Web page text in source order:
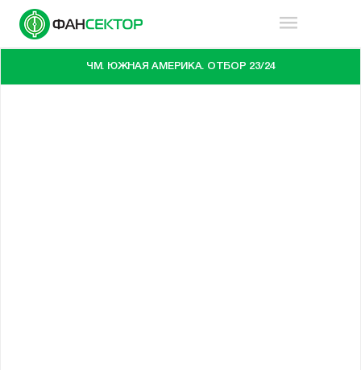
ЧМ. ЮЖНАЯ АМЕРИКА. ОТБОР 23/24